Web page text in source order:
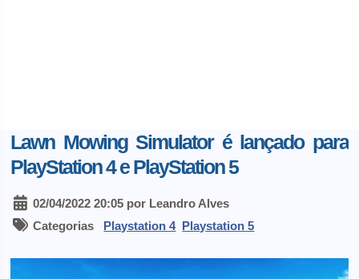
Lawn Mowing Simulator é lançado para
PlayStation 4 e PlayStation 5
02/04/2022 20:05 por Leandro Alves
Categorias Playstation 4 Playstation 5